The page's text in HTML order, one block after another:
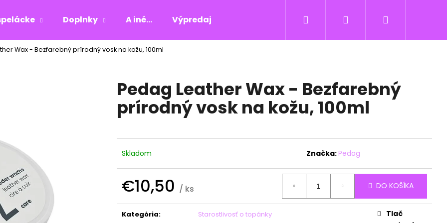
Doplnky A iné... Výpredaj Hľadať Prihlásenie
Wax - Bezfarebný prírodný vosk na kožu, 100ml
Pedag Leather Wax - Bezfarebný
prírodný vosk na kožu, 100ml
Skladom Značka:Pedag
€10,50 / ks
cena:
DO KOŠÍKA
Kategória: Starostlivosť o topánky
Tlač
Čo potrebujete nájsť?
HĽADAŤ